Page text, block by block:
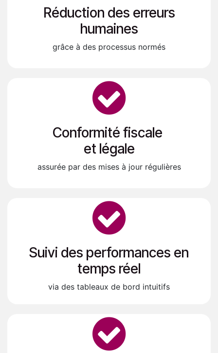
Réduction des erreurs
humaines
grâce à des processus normés
Conformité fiscale
et légale
assurée par des mises à jour régulières
Suivi des performances en
temps réel​
via des tableaux de bord intuitifs